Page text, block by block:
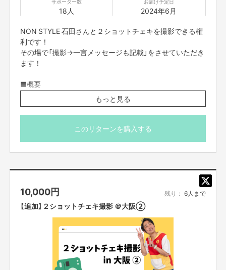
18人
2024年6月
NON STYLE 石田さんと２ショットチェキを撮影できる権
利です！
その場で「撮影→一言メッセージも記載」をさせていただき
ます！
■概要
日時：6月30日 (日) 11:00~12:00
場所：大阪市内某所
※会場の都合により、皆様撮影次第終了とさせていただき
セージ機能にてご案内させていただきます。
※基本的に返金は承っておりません。万が一イベントの中
止等によるリターンが履行できない状況においては、その
後の対応についてご連絡させていただきます。
※当日はスタッフの指示に従っていただきます。イベント
の進行を妨げる行動を取った場合、退出いただく可能性が
※お伝えしている日程に参加できる方のみご購入くださ
い。後日キャンセルはできませんのでご了承ください。
もっと見る
このリターンを購入する
10,000円 残り： 6人まで
【追加】２ショットチェキ撮影 ＠大阪②